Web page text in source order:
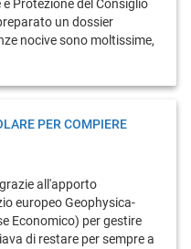
Protezione del Consiglio
un dossier
nocive sono moltissime,
PER COMPIERE
all'apporto
europeo Geophysica-
Economico) per gestire
di restare per sempre a